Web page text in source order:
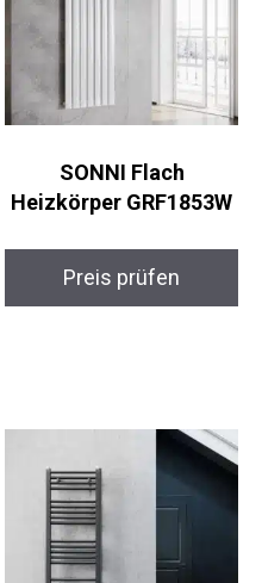
SONNI Flach
Heizkörper GRF1853W
Preis prüfen